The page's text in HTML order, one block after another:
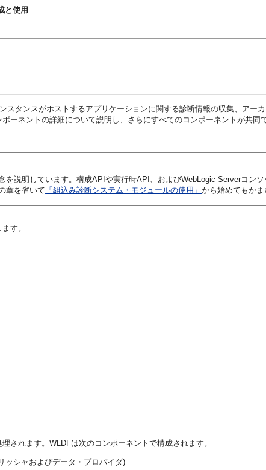
と使用
タンスがホストするアプリケーションに関する診断情報の収集、アー
ーネントの詳細について説明し、さらにすべてのコンポーネントが共
を説明しています。構成APIや実行時API、およびWebLogic Serverコン
章を省いて 「組込み診断システム・モジュールの使用」から始めてもかま
す。
されます。 WLDFは次のコンポーネントで構成されます。
ッシャおよびデータ・プロバイダ)